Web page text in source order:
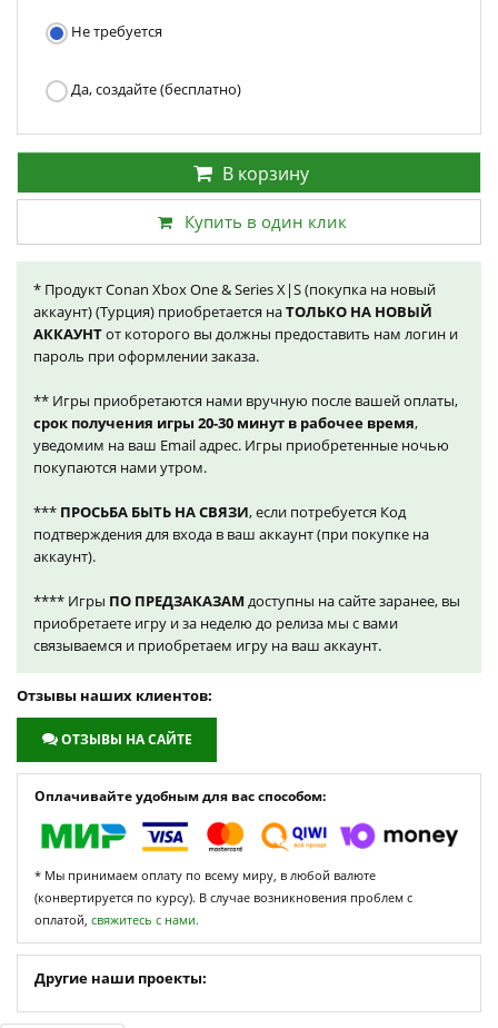
Не требуется
Да, создайте (бесплатно)
В корзину
Купить в один клик
* Продукт Conan Xbox One & Series X|S (покупка на новый
аккаунт) (Турция) приобретается наТОЛЬКО НА НОВЫЙ
АККАУНТот которого вы должны предоставить нам логин и
пароль при оформлении заказа.
** Игры приобретаются нами вручную после вашей оплаты,
срок получения игры 20-30 минут в рабочее время,
уведомим на ваш Email адрес. Игры приобретенные ночью
покупаются нами утром.
*** ПРОСЬБА БЫТЬ НА СВЯЗИ, если потребуется Код
подтверждения для входа в ваш аккаунт (при покупке на
аккаунт).
**** Игры ПО ПРЕДЗАКАЗАМ доступны на сайте заранее, вы
приобретаете игру и за неделю до релиза мы с вами
связываемся и приобретаем игру на ваш аккаунт.
Отзывы наших клиентов:
ОТЗЫВЫ НА САЙТЕ
Оплачивайте удобным для вас способом:
* Мы принимаем оплату по всему миру, в любой валюте
(конвертируется по курсу). В случае возникновения проблем с
оплатой, свяжитесь с нами.
Другие наши проекты: